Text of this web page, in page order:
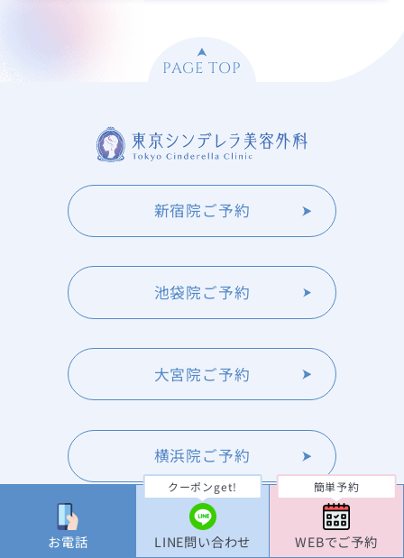
お電話
クーポンget!
LINE問い合わせ
簡単予約
WEBでご予約
PAGE TOP
新宿院ご予約
池袋院ご予約
大宮院ご予約
横浜院ご予約
TOP